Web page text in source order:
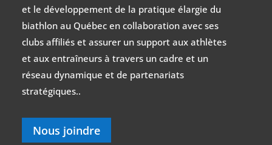
et le développement de la pratique élargie du
biathlon au Québec en collaboration avec ses
clubs affiliés et assurer un support aux athlètes
et aux entraîneurs à travers un cadre et un
réseau dynamique et de partenariats
stratégiques..
Nous joindre